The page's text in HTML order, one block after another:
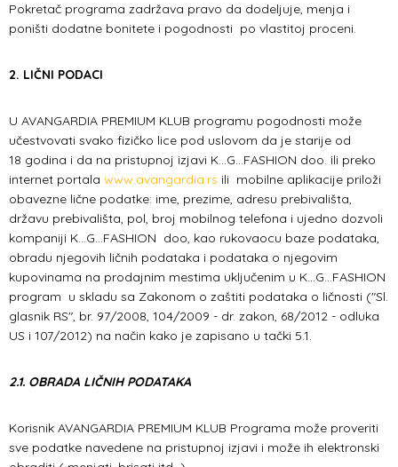
Pokretač programa zadržava pravo da dodeljuje, menja i
poništi dodatne bonitete i pogodnosti po vlastitoj proceni.
2. LIČNI PODACI
U AVANGARDIA PREMIUM KLUB programu pogodnosti može
učestvovati svako fizičko lice pod uslovom da je starije od
18 godina i da na pristupnoj izjavi K...G...FASHION doo. ili preko
internet portala www.avangardia.rs ili mobilne aplikacije priloži
obavezne lične podatke: ime, prezime, adresu prebivališta,
državu prebivališta, pol, broj mobilnog telefona i ujedno dozvoli
kompaniji K...G...FASHION doo, kao rukovaocu baze podataka,
obradu njegovih ličnih podataka i podataka o njegovim
kupovinama na prodajnim mestima uključenim u K...G...FASHION
program u skladu sa Zakonom o zaštiti podataka o ličnosti ("Sl.
glasnik RS", br. 97/2008, 104/2009 - dr. zakon, 68/2012 - odluka
US i 107/2012) na način kako je zapisano u tački 5.1.
2.1. OBRADA LIČNIH PODATAKA
Korisnik AVANGARDIA PREMIUM KLUB Programa može proveriti
sve podatke navedene na pristupnoj izjavi i može ih elektronski